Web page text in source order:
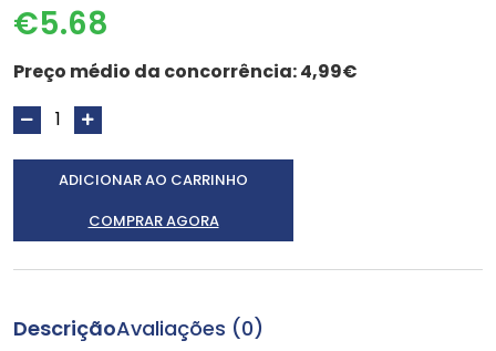
€5.68
Preço médio da concorrência:4,99€
ADICIONAR AO CARRINHO
COMPRAR AGORA
DescriçãoAvaliações (0)